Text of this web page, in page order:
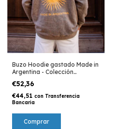
Buzo Hoodie gastado Made in
Argentina - Colección
€52,36
€44,51 con Transferencia
Bancaria
Comprar